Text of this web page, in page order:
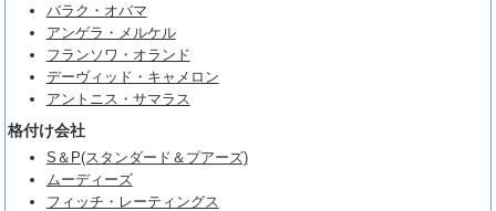
バラク・オバマ
アンゲラ・メルケル
フランソワ・オランド
デーヴィッド・キャメロン
アントニス・サマラス
格付け会社
S＆P(スタンダード＆プアーズ)
ムーディーズ
フィッチ・レーティングス